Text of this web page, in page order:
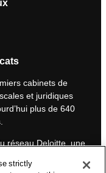
cabinets de
et juridiques
plus de 640
réseau Deloitte, une
50 000 fiscalistes
strictly